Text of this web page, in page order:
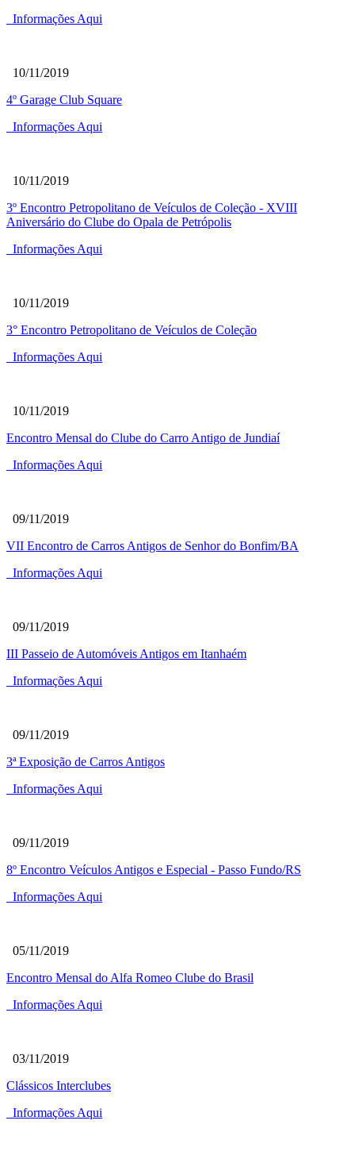
Informações Aqui
10/11/2019
4º Garage Club Square
Informações Aqui
10/11/2019
3º Encontro Petropolitano de Veículos de Coleção - XVIII
Aniversário do Clube do Opala de Petrópolis
Informações Aqui
10/11/2019
3° Encontro Petropolitano de Veículos de Coleção
Informações Aqui
10/11/2019
Encontro Mensal do Clube do Carro Antigo de Jundiaí
Informações Aqui
09/11/2019
VII Encontro de Carros Antigos de Senhor do Bonfim/BA
Informações Aqui
09/11/2019
III Passeio de Automóveis Antigos em Itanhaém
Informações Aqui
09/11/2019
3ª Exposição de Carros Antigos
Informações Aqui
09/11/2019
8º Encontro Veículos Antigos e Especial - Passo Fundo/RS
Informações Aqui
05/11/2019
Encontro Mensal do Alfa Romeo Clube do Brasil
Informações Aqui
03/11/2019
Clássicos Interclubes
Informações Aqui